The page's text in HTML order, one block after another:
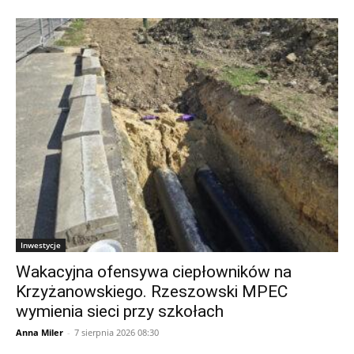
Inwestycje
Wakacyjna ofensywa ciepłowników na
Krzyżanowskiego. Rzeszowski MPEC
wymienia sieci przy szkołach
Anna Miler - 7 sierpnia 2026 08:30